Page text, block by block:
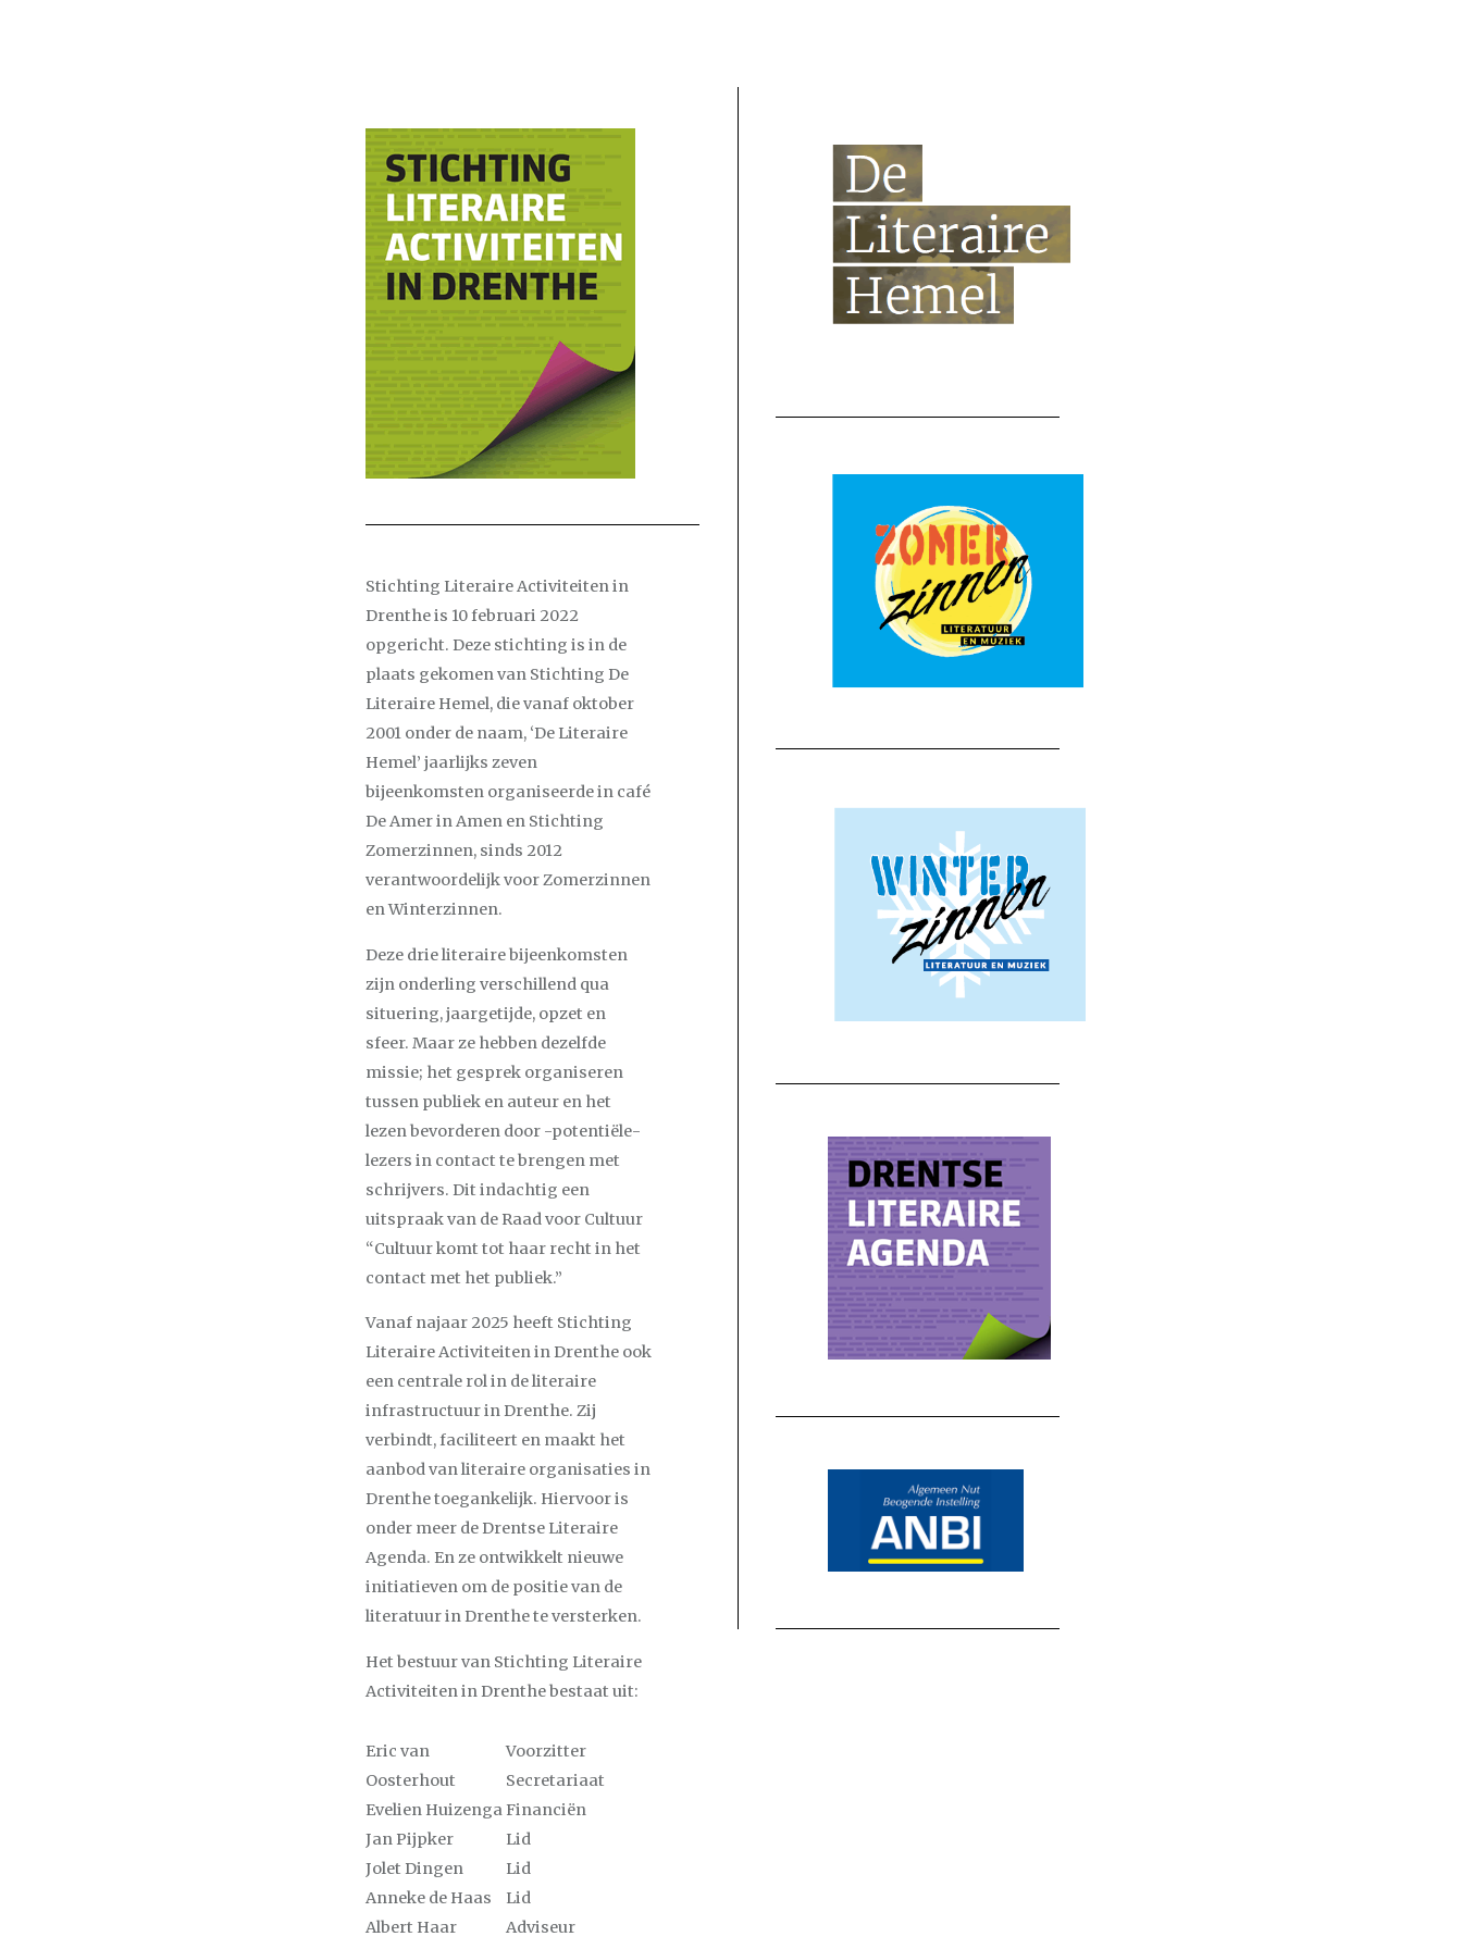
Stichting Literaire Activiteiten in
Drenthe is 10 februari 2022
opgericht. Deze stichting is in de
plaats gekomen van Stichting De
Literaire Hemel, die vanaf oktober
2001 onder de naam, ‘De Literaire
Hemel’ jaarlijks zeven
bijeenkomsten organiseerde in café
De Amer in Amen en Stichting
Zomerzinnen, sinds 2012
verantwoordelijk voor Zomerzinnen
en Winterzinnen.
Deze drie literaire bijeenkomsten
zijn onderling verschillend qua
situering, jaargetijde, opzet en
sfeer. Maar ze hebben dezelfde
missie; het gesprek organiseren
tussen publiek en auteur en het
lezen bevorderen door -potentiële-
lezers in contact te brengen met
schrijvers. Dit indachtig een
uitspraak van de Raad voor Cultuur
“Cultuur komt tot haar recht in het
contact met het publiek.”
Vanaf najaar 2025 heeft Stichting
Literaire Activiteiten in Drenthe ook
een centrale rol in de literaire
infrastructuur in Drenthe. Zij
verbindt, faciliteert en maakt het
aanbod van literaire organisaties in
Drenthe toegankelijk. Hiervoor is
onder meer de Drentse Literaire
Agenda. En ze ontwikkelt nieuwe
initiatieven om de positie van de
literatuur in Drenthe te versterken.
Het bestuur van Stichting Literaire
Activiteiten in Drenthe bestaat uit:
Eric van
Oosterhout
Evelien Huizenga
Jan Pijpker
Jolet Dingen
Anneke de Haas
Albert Haar
Voorzitter
Secretariaat
Financiën
Lid
Lid
Lid
Adviseur